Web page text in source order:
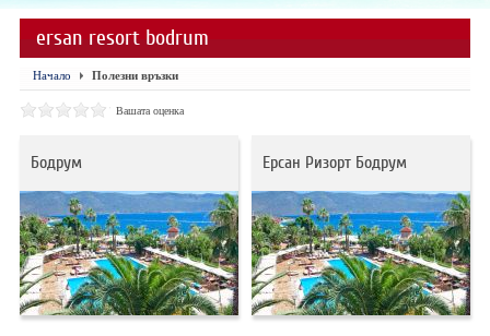
ЕКСКУРЗИИ САМОЛЕТ
ЕКСКУРЗИИ АВТОБУС
ТУРЦИЯ С КОЛА
ХОТЕЛИ В ГЪРЦИЯ
НОВА ГОДИНА 2027
ersan resort bodrum
Начало Полезни връзки
Вашата оценка
Бодрум Ерсан Ризорт Бодрум